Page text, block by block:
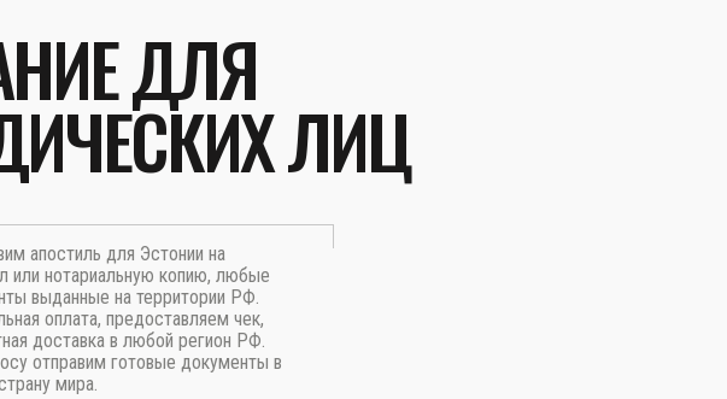
ДЛЯ
ЛИЦ
апостиль для Эстонии на
или нотариальную копию, любые
выданные на территории РФ.
оплата, предоставляем чек,
доставка в любой регион РФ.
отправим готовые документы в
мира.